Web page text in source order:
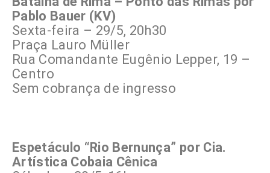
Pablo Bauer (KV)
Sexta-feira – 29/5, 20h30
Praça Lauro Müller
Rua Comandante Eugênio Lepper, 19 –
Centro
Sem cobrança de ingresso
Espetáculo “Rio Bernunça” por Cia.
Artística Cobaia Cênica